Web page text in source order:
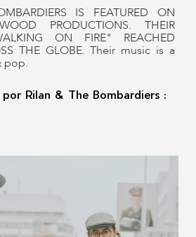
IS FEATURED ON
PRODUCTIONS. THEIR
ON FIRE" REACHED
THE GLOBE. Their music is a
pop.
Rilan & The Bombardiers :